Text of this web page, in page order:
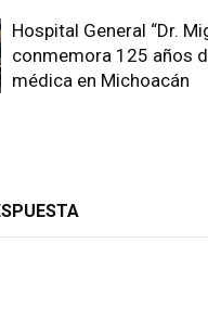
Hospital General “Dr.
conmemora 125 años
médica en Michoacán